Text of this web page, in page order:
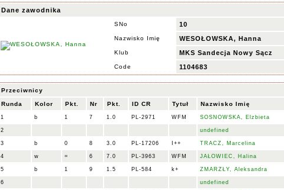
Dane zawodnika
SNo 10
Nazwisko Imię WESOŁOWSKA, Hanna
Klub MKS Sandecja Nowy Sącz
Code 1104683
Przeciwnicy
Runda Kolor Pkt. Nr Pkt. ID CR Tytuł Nazwisko Imię
1 b 1 7 1.0 PL-2971 WFM SOSNOWSKA, Elzbieta
2 undefined
3 b 0 8 3.0 PL-17206 I++ TRACZ, Marcelina
4 w = 6 7.0 PL-3963 WFM JAŁOWIEC, Halina
5 b 1 9 1.5 PL-584 k+ ZMARZŁY, Aleksandra
6 undefined